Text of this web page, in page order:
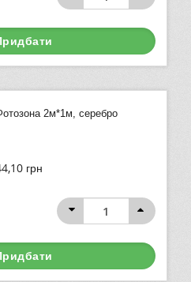
2м*1м, серебро
грн